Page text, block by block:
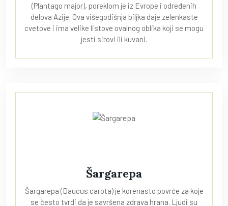
(Plantago major), poreklom je iz Evrope i određenih
delova Azije. Ova višegodišnja biljka daje zelenkaste
cvetove i ima velike listove ovalnog oblika koji se mogu
jesti sirovi ili kuvani.
Šargarepa
Šargarepa (Daucus carota) je korenasto povrće za koje
se često tvrdi da je savršena zdrava hrana. Ljudi su